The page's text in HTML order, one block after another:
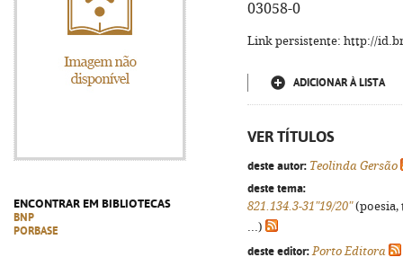
ENCONTRAR EM BIBLIOTECAS
BNP
PORBASE
03058-0
Link persistente: http://
ADICIONAR À LISTA
VER TÍTULOS
deste autor: Teolinda Gersão
deste tema:
821.134.3-31"19/20"(poesia,
...)
deste editor: Porto Editora